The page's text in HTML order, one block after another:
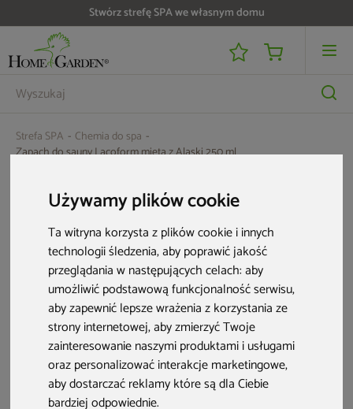
Używamy plików cookie
Ta witryna korzysta z plików cookie i innych
technologii śledzenia, aby poprawić jakość
przeglądania w następujących celach:aby
umożliwić podstawową funkcjonalność serwisu,
aby zapewnić lepsze wrażenia z korzystania ze
strony internetowej,aby zmierzyć Twoje
zainteresowanie naszymi produktami i usługami
oraz personalizować interakcje marketingowe,
aby dostarczać reklamy które są dla Ciebie
bardziej odpowiednie.
Stwórz strefę SPA we własnym domu
Strefa SPA
Chemia do spa
Zapach do sauny Lacoform mięta z Alaski 250 ml